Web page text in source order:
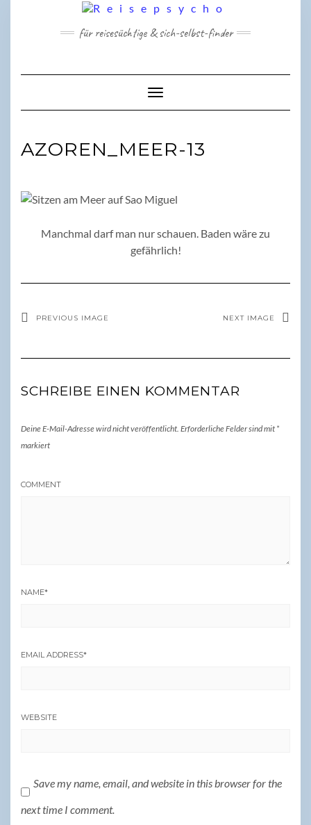
für reisesüchtige & sich-selbst-finder
Toggle Navigation
AZOREN_MEER-13
Manchmal darf man nur schauen. Baden wäre zu
gefährlich!
PREVIOUS IMAGE NEXT IMAGE
SCHREIBE EINEN KOMMENTAR
Deine E-Mail-Adresse wird nicht veröffentlicht. Erforderliche Felder sind mit *
markiert
COMMENT
NAME*
EMAIL ADDRESS*
WEBSITE
Save my name, email, and website in this browser for the
next time I comment.